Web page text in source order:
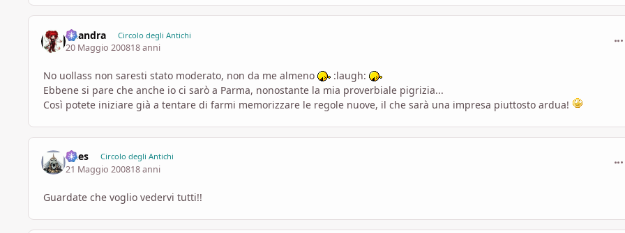
khandra Circolo degli Antichi
20 Maggio 200818 anni
No uollass non saresti stato moderato, non da me almeno
:laugh:
Ebbene si pare che anche io ci sarò a Parma, nonostante la mia proverbiale pigrizia...
Così potete iniziare già a tentare di farmi memorizzare le regole nuove, il che sarà una impresa piuttosto ardua!
Dees Circolo degli Antichi
21 Maggio 200818 anni
Guardate che voglio vedervi tutti!!